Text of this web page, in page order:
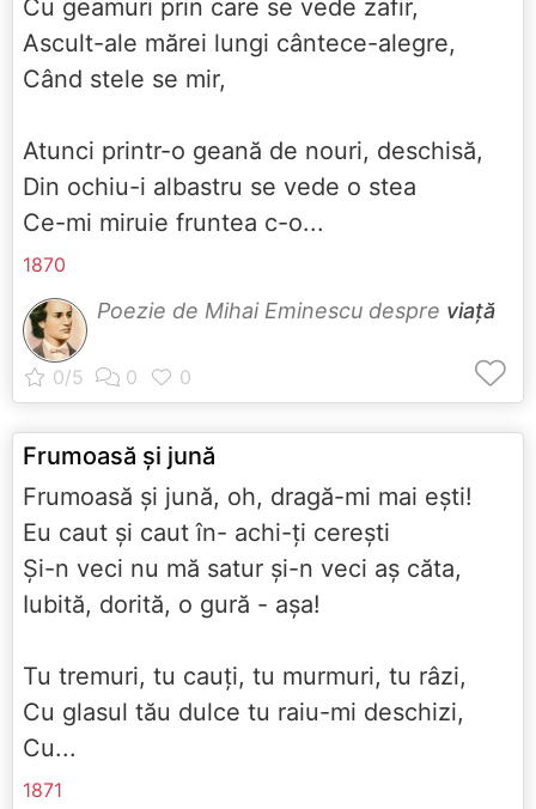
Cu geamuri prin care se vede zafir,
Ascult-ale mărei lungi cântece-alegre,
Când stele se mir,
Atunci printr-o geană de nouri, deschisă,
Din ochiu-i albastru se vede o stea
Ce-mi miruie fruntea c-o...
1870
Poezie de Mihai Eminescu despre viață
Frumoasă şi jună
Frumoasă şi jună, oh, dragă-mi mai eşti!
Eu caut şi caut în- achi-ţi cereşti
Şi-n veci nu mă satur şi-n veci aş căta,
Iubită, dorită, o gură - aşa!
Tu tremuri, tu cauţi, tu murmuri, tu râzi,
Cu glasul tău dulce tu raiu-mi deschizi,
Cu...
1871